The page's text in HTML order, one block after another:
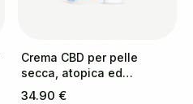
Crema CBD per pelle
secca, atopica ed
eczematosa
34.90 €